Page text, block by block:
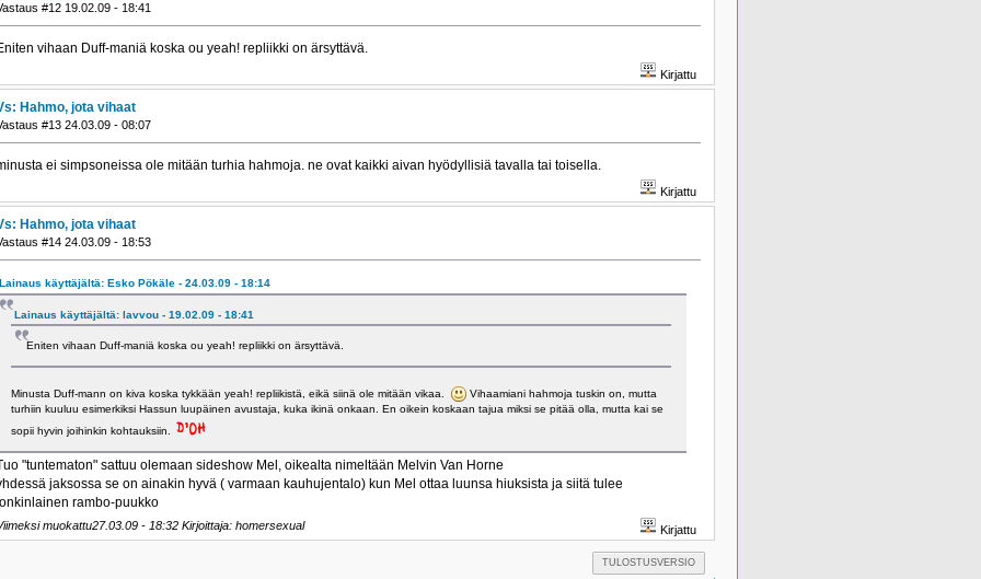
#12 19.02.09 - 18:41
vihaan Duff-maniä koska ou yeah! repliikki on ärsyttävä.
Kirjattu
Hahmo, jota vihaat
#13 24.03.09 - 08:07
ei simpsoneissa ole mitään turhia hahmoja. ne ovat kaikki aivan hyödyllisiä tavalla tai toisella.
Kirjattu
Hahmo, jota vihaat
#14 24.03.09 - 18:53
käyttäjältä: Esko Pökäle - 24.03.09 - 18:14
Lainaus käyttäjältä: lavvou - 19.02.09 - 18:41
Eniten vihaan Duff-maniä koska ou yeah! repliikki on ärsyttävä.
Minusta Duff-mann on kiva koska tykkään yeah! repliikistä, eikä siinä ole mitään vikaa.
Vihaamiani hahmoja tuskin on, mutta
turhiin kuuluu esimerkiksi Hassun luupäinen avustaja, kuka ikinä onkaan. En oikein koskaan tajua miksi se pitää olla, mutta kai se
sopii hyvin joihinkin kohtauksiin.
"tuntematon" sattuu olemaan sideshow Mel, oikealta nimeltään Melvin Van Horne
jaksossa se on ainakin hyvä ( varmaan kauhujentalo) kun Mel ottaa luunsa hiuksista ja siitä tulee
rambo-puukko
muokattu27.03.09 - 18:32 Kirjoittaja: homersexual Kirjattu
TULOSTUSVERSIO